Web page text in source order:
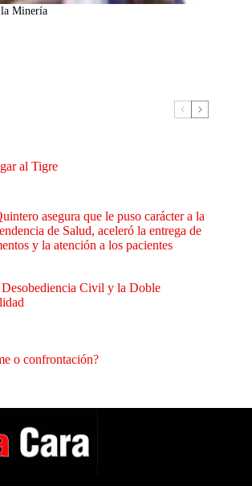
Minería
al Tigre
asegura que le puso carácter a la
de Salud, aceleró la entrega de
y la atención a los pacientes
Desobediencia Civil y la Doble
o confrontación?